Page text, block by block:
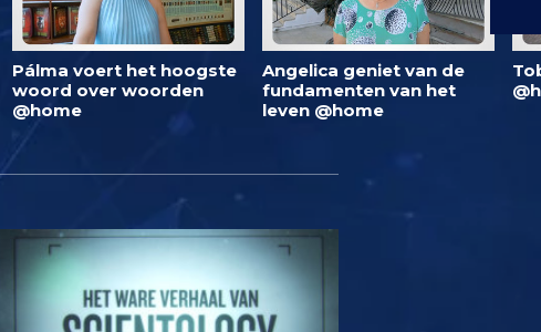
Pálma voert het hoogste
woord over woorden
@home
Angelica geniet van de
fundamenten van het
leven @home